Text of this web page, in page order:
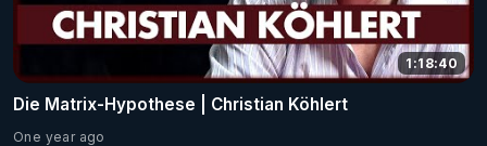
1:18:40
Die Matrix-Hypothese | Christian Köhlert
One year ago